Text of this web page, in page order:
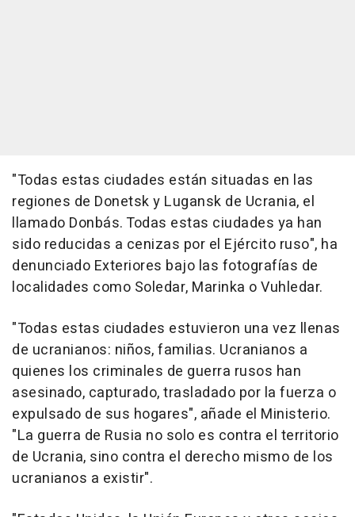
"Todas estas ciudades están situadas en las
regiones de Donetsk y Lugansk de Ucrania, el
llamado Donbás. Todas estas ciudades ya han
sido reducidas a cenizas por el Ejército ruso", ha
denunciado Exteriores bajo las fotografías de
localidades como Soledar, Marinka o Vuhledar.
"Todas estas ciudades estuvieron una vez llenas
de ucranianos: niños, familias. Ucranianos a
quienes los criminales de guerra rusos han
asesinado, capturado, trasladado por la fuerza o
expulsado de sus hogares", añade el Ministerio.
"La guerra de Rusia no solo es contra el territorio
de Ucrania, sino contra el derecho mismo de los
ucranianos a existir".